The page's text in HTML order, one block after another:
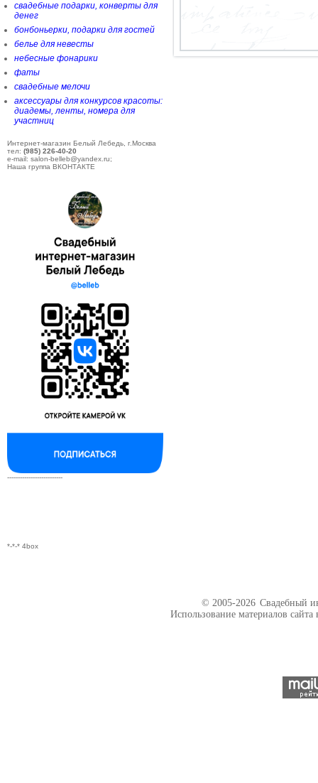
свадебные подарки, конверты для
денег
бонбоньерки, подарки для гостей
белье для невесты
небесные фонарики
фаты
свадебные мелочи
аксессуары для конкурсов красоты:
диадемы, ленты, номера для
участниц
Интернет-магазин Белый Лебедь, г.Москва
тел: (985) 226-40-20
e-mail: salon-belleb@yandex.ru;
Наша группа ВКОНТАКТЕ
--------------------------
*-*-* 4box
© 2005-2026 Свадебный
Использование материалов